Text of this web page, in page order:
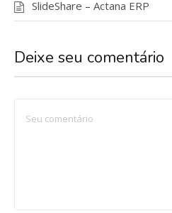
SlideShare – Actana ERP
Deixe seu comentário